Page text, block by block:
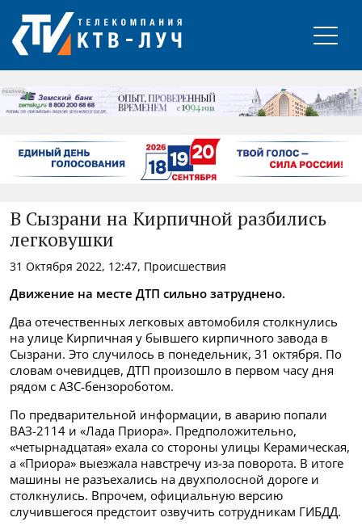
РЕКЛАМА
В Сызрани на Кирпичной разбились
легковушки
31 Октября 2022, 12:47, Происшествия
Движение на месте ДТП сильно затруднено.
Два отечественных легковых автомобиля столкнулись
на улице Кирпичная у бывшего кирпичного завода в
Сызрани. Это случилось в понедельник, 31 октября. По
словам очевидцев, ДТП произошло в первом часу дня
рядом с АЗС-бензороботом.
По предварительной информации, в аварию попали
ВАЗ-2114 и «Лада Приора». Предположительно,
«четырнадцатая» ехала со стороны улицы Керамическая,
а «Приора» выезжала навстречу из-за поворота. В итоге
машины не разъехались на двухполосной дороге и
столкнулись. Впрочем, официальную версию
случившегося предстоит озвучить сотрудникам ГИБДД.